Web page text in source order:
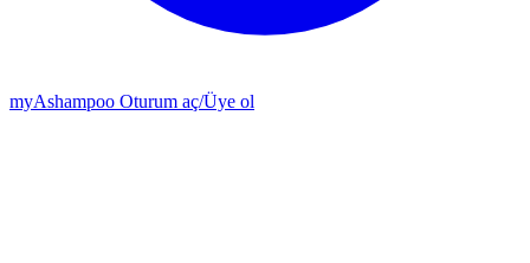
myAshampoo Oturum aç/Üye ol